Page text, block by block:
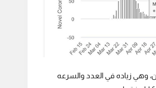
الي 7 مليون، وهي زياده في العدد والسرعه